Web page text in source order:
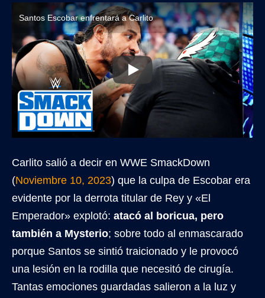
Santos Escobar enfrentará a Carlito
Carlito salió a decir en WWE SmackDown
(Noviembre 10, 2023) que la culpa de Escobar era
evidente por la derrota titular de Rey y «El
Emperador» explotó: atacó al boricua, pero
también a Mysterio; sobre todo al enmascarado
porque Santos se sintió traicionado y le provocó
una lesión en la rodilla que necesitó de cirugía.
Tantas emociones guardadas salieron a la luz y